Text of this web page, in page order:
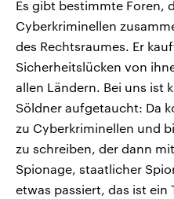
Es gibt bestimmte Foren,
Cyberkriminellen
des Rechtsraumes. Er
Sicherheitslücken von
allen Ländern. Bei uns ist
Söldner aufgetaucht: Da
zu Cyberkriminellen und
zu schreiben, der dann
Spionage, staatlicher
etwas passiert, das ist ein